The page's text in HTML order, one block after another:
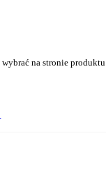
na stronie produktu